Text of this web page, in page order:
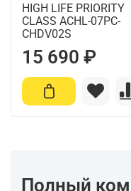
HIGH LIFE PRIORITY
CLASS ACHL-07PC-
CHDV02S
15 690 ₽
Полный